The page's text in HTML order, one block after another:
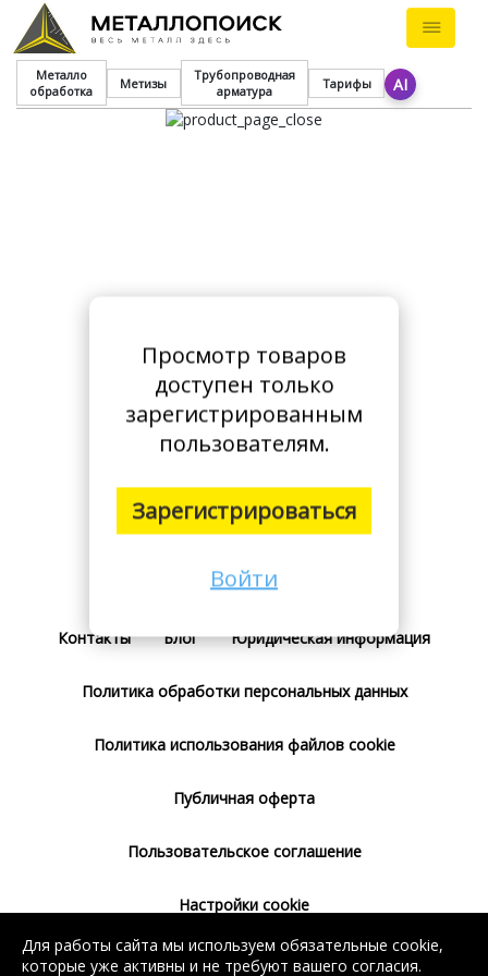
Металло
обработка
Метизы
Трубопроводная
арматура
Тарифы AI
Просмотр товаров
доступен только
зарегистрированным
пользователям.
Зарегистрироваться
Войти
Тарифы
Контакты Блог Юридическая информация
Политика обработки персональных данных
Политика использования файлов cookie
Публичная оферта
Пользовательское соглашение
Настройки cookie
Согласие на использование сервиса
Для работы сайта мы используем обязательные cookie,
которые уже активны и не требуют вашего согласия.